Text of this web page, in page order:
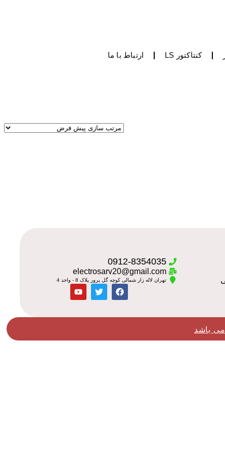
کنتاکتور LS ارتباط با ما
0912-8354035
electrosarv20@gmail.com
تهران لاله زار شمالی کوچه گل پرور پلاک 8 - واحد 4
باشد